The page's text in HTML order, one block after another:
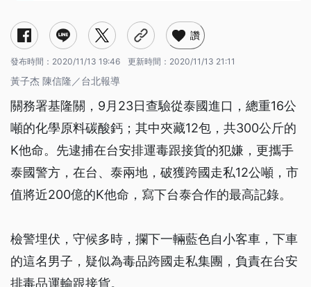
讚
發布時間： 2020/11/13 19:46 更新時間： 2020/11/13 21:11
黃子杰 陳信隆／台北報導
關務署基隆關，9月23日查驗從泰國進口，總重16公
噸的化學原料碳酸鈣；其中夾藏12包，共300公斤的
K他命。先逮捕在台安排運毒跟接貨的犯嫌，更攜手
泰國警方，在台、泰兩地，破獲跨國走私12公噸，市
值將近200億的K他命，寫下台泰合作的最高記錄。
檢警埋伏，守候多時，攔下一輛藍色自小客車，下車
的這名男子，疑似為毒品跨國走私集團，負責在台安
排毒品運輸跟接貨。